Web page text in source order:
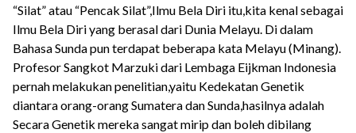
“Silat” atau “Pencak Silat”,Ilmu Bela Diri itu,kita kenal sebagai
Ilmu Bela Diri yang berasal dari Dunia Melayu. Di dalam
Bahasa Sunda pun terdapat beberapa kata Melayu (Minang).
Profesor Sangkot Marzuki dari Lembaga Eijkman Indonesia
pernah melakukan penelitian,yaitu Kedekatan Genetik
diantara orang-orang Sumatera dan Sunda,hasilnya adalah
Secara Genetik mereka sangat mirip dan boleh dibilang